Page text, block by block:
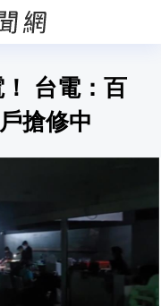
台電：百
搶修中